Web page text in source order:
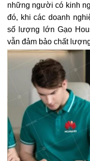
những người có kinh
đó, khi các doanh
số lượng lớn Gạo
vẫn đảm bảo chất